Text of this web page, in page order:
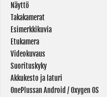
Näyttö
Takakamerat
Esimerkkikuvia
Etukamera
Videokuvaus
Suorituskyky
Akkukesto ja laturi
OnePlussan Android / Oxygen OS